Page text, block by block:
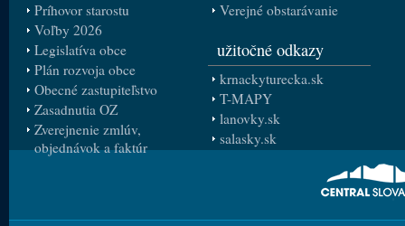
Príhovor starostu
Voľby 2026
Legislatíva obce
Plán rozvoja obce
Obecné zastupiteľstvo
Zasadnutia OZ
Zverejnenie zmlúv,
objednávok a faktúr
Verejné obstarávanie
užitočné odkazy
krnackyturecka.sk
T-MAPY
lanovky.sk
salasky.sk